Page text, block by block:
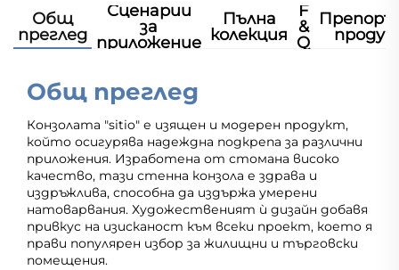
Общ
преглед
Сценарии
за
приложение
Пълна
колекция
F
&
Q
Общ преглед
Конзолата "sitio" е изящен и модерен продукт,
който осигурява надеждна подкрепа за различни
приложения. Изработена от стомана високо
качество, тази стенна конзола е здрава и
издръжлива, способна да издържа умерени
натоварвания. Художественият ѝ дизайн добавя
привкус на изисканост към всеки проект, което я
прави популярен избор за жилищни и търговски
помещения.